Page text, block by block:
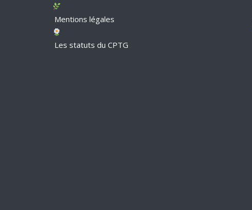
Mentions légales
Les statuts du CPTG